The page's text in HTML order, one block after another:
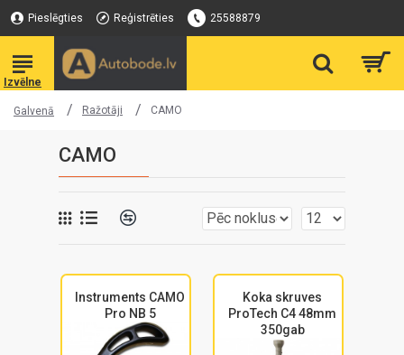
Pieslēgties Reģistrēties 25588879
Galvenā Ražotāji CAMO
CAMO
Instruments CAMO
Pro NB 5
Koka skruves
ProTech C4 48mm
350gab